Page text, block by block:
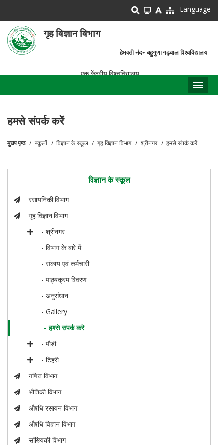
main
content
Language
गृह विज्ञान विभाग
हेमवती नंदन बहुगुणा गढ़वाल विश्वविद्यालय
एक केंद्रीय विश्वविद्यालय
हमसे संपर्क करें
मुख्य पृष्ठ स्कूलों विज्ञान के स्कूल गृह विज्ञान विभाग श्रीनगर हमसे संपर्क करें
विज्ञान के स्कूल
रसायनिकी विभाग
गृह विज्ञान विभाग
- श्रीनगर
- विभाग के बारे में
- संकाय एवं कर्मचारी
- पाठ्यक्रम विवरण
- अनुसंधान
- Gallery
- हमसे संपर्क करें
- पौड़ी
- टिहरी
गणित विभाग
भौतिकी विभाग
औषधि रसायन विभाग
औषधि विज्ञान विभाग
सांख्यिकी विभाग